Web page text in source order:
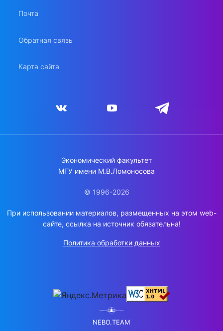
Почта
Обратная связь
Карта сайта
Экономический факультет
МГУ имени М.В.Ломоносова
© 1996-2026
При использовании материалов, размещенных на этом web-
сайте, ссылка на источник обязательна!
Политика обработки данных
NEBO.TEAM